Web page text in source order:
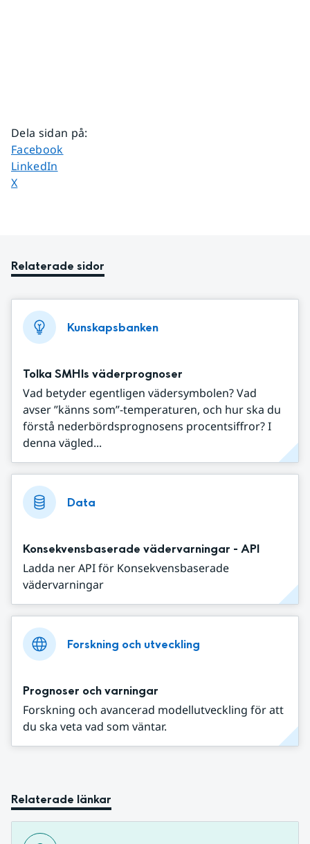
Dela sidan på:
Dela sidan på
Facebook
Dela sidan på
LinkedIn
Dela sidan på
X
Relaterade sidor
Kunskapsbanken
Tolka SMHIs väderprognoser
Vad betyder egentligen vädersymbolen? Vad
avser ”känns som”-temperaturen, och hur ska du
förstå nederbördsprognosens procentsiffror? I
denna vägled...
Data
Konsekvensbaserade vädervarningar - API
Ladda ner API för Konsekvensbaserade
vädervarningar
Forskning och utveckling
Prognoser och varningar
Forskning och avancerad modellutveckling för att
du ska veta vad som väntar.
Relaterade länkar